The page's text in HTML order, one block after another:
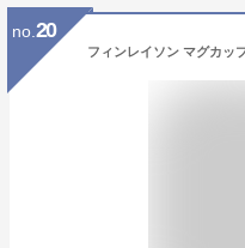
no. 20